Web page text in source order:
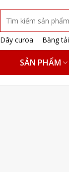
kiếm:
Dây curoa
Băng tải
SẢN PHẨM